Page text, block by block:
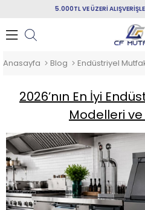
5.000TL VE ÜZERİ
Anasayfa Blog Endüstriyel
2026’nın En İyi
Modelleri